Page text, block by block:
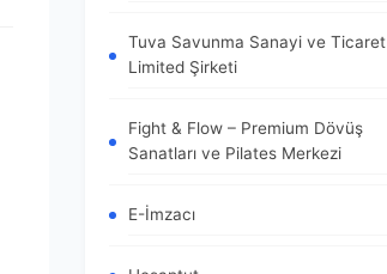
Tuva Savunma Sanayi ve Ticaret
Limited Şirketi
Fight & Flow – Premium Dövüş
Sanatları ve Pilates Merkezi
E-İmzacı